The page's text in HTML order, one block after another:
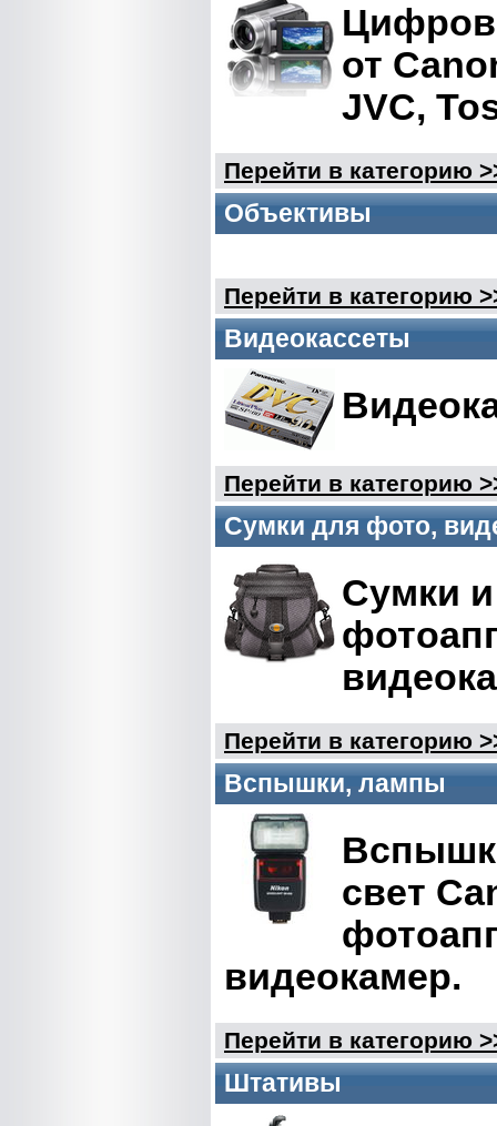
от
JVC,
Перейти в категорию
Объективы
Перейти в категорию
Видеокассеты
Перейти в категорию
Сумки для фото,
Сумки
Перейти в категорию
Вспышки, лампы
свет
видеокамер.
Перейти в категорию
Штативы